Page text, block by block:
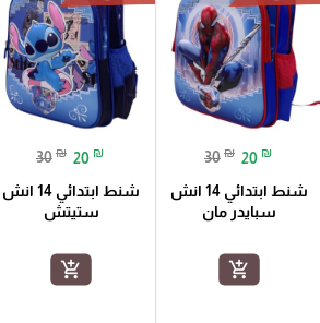
30 ₪ 20 ₪
شنط ابتدائي 14 انش
سبايدر مان
add_shopping_cart
30 ₪ 20 ₪
شنط ابتدائي 14 انش
ستيتش
add_shopping_cart